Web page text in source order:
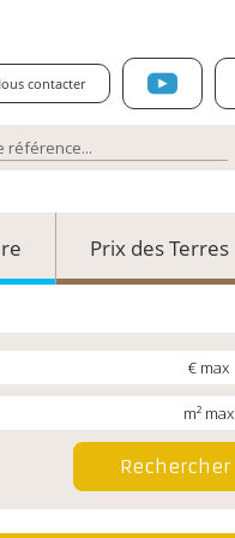
contacter
Prix des Terres
€ max
m² max